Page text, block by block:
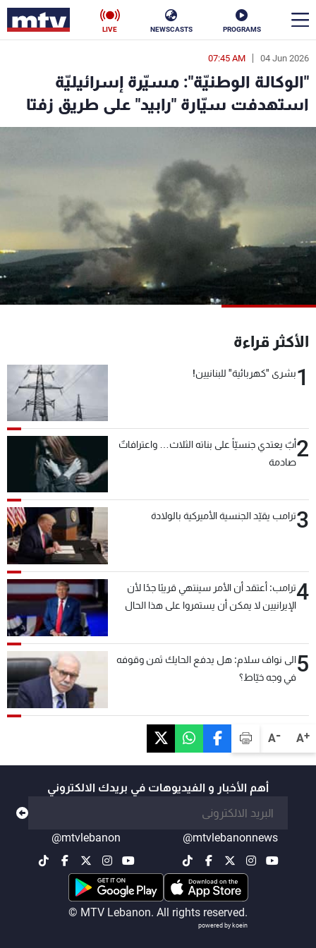
PROGRAMS
NEWSCASTS
LIVE
A+
A-
04 Jun 2026
07:45 AM
"الوكالة الوطنيّة": مسيّرة إسرائيليّة
استهدفت سيّارة "رابيد" على طريق زفتا
الأكثر قراءة
1بشرى "كهربائية" للبنانيين!
2أبٌ يعتدي جنسيّاً على بناته الثلاث… واعترافاتٌ
صادمة
3ترامب يقيّد الجنسية الأميركية بالولادة
4ترامب: أعتقد أن الأمر سينتهي قريبًا جدًا لأن
الإيرانيين لا يمكن أن يستمروا على هذا الحال
5الى نواف سلام: هل يدفع الحايك ثمن وقوفه
في وجه خيّاط؟
أهم الأخبار و الفيديوهات في بريدك الالكتروني
@mtvlebanonnews
@mtvlebanon
© MTV Lebanon. All rights reserved.
powered by koein
en
الأخبار
سياسة ناس
البرامج
شاهد البرامج
الترددات
لاعلاناتكم
شروط الإسـتخدام
سياسة الخصوصية